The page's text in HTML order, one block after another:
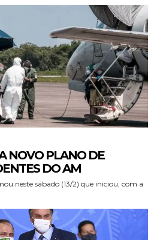
NOVO PLANO DE
DO AM
neste sábado (13/2) que iniciou, com a